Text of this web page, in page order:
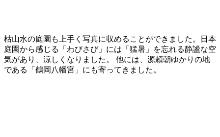
枯山水の庭園も上手く写真に収めることができました。日本
庭園から感じる「わびさび」には「猛暑」を忘れる静謐な空
気があり、涼しくなりました。 他には、源頼朝ゆかりの地
である「鶴岡八幡宮」にも寄ってきました。